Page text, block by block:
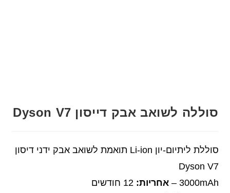
סוללה לשואב אבק דייסון Dyson V7
סוללת ליתיום-יון Li-ion תואמת לשואב אבק ידני דיסון
Dyson V7
3000mAh –
אחריות: